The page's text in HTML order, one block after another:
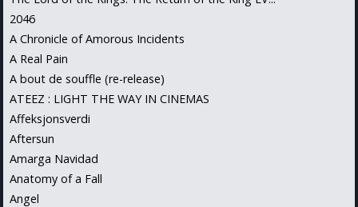
2046
A Chronicle of Amorous Incidents
A Real Pain
A bout de souffle (re-release)
ATEEZ : LIGHT THE WAY IN CINEMAS
Affeksjonsverdi
Aftersun
Amarga Navidad
Anatomy of a Fall
Angel